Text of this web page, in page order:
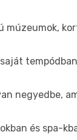
múzeumok,
negyedbe,
és spa-